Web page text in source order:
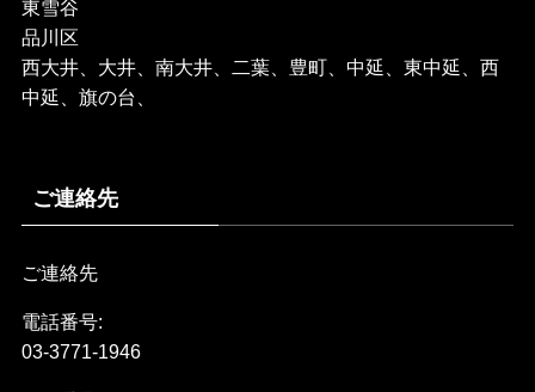
東雪谷
品川区
西大井、大井、南大井、二葉、豊町、中延、東中延、西
中延、旗の台、
ご連絡先
ご連絡先
電話番号:
03-3771-1946